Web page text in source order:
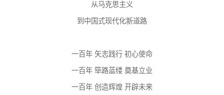
从马克思主义
到中国式现代化新道路
一百年 矢志践行 初心使命
一百年 筚路蓝缕 奠基立业
一百年 创造辉煌 开辟未来